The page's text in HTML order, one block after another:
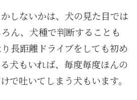
しないかは、犬の見た目では
ん、犬種で判断することも
長距離ドライブをしても初め
犬もいれば、毎度毎度ほんの
で吐いてしまう犬もいます。